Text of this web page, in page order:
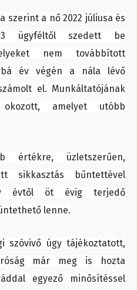
szerint a nő 2022 júliusa és
ügyféltől szedett be
nem továbbított
év végén a nála lévő
el. Munkáltatójának
amelyet utóbb
értékre, üzletszerűen,
sikkasztás bűntettével
évtől öt évig terjedő
lenne.
szóvivő úgy tájékoztatott,
már meg is hozta
egyező minősítéssel